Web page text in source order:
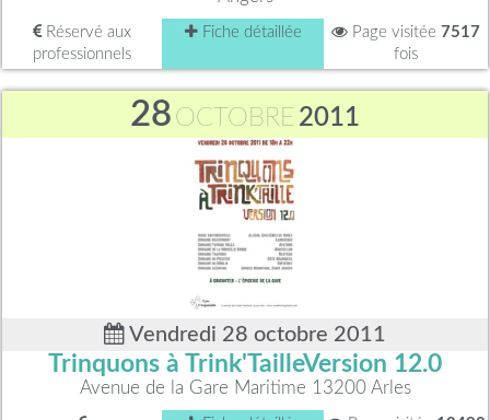
Réservé aux
professionnels
Fiche détaillée Page visitée 7517
fois
28 OCTOBRE 2011
Vendredi 28 octobre 2011
Trinquons à Trink'TailleVersion 12.0
Avenue de la Gare Maritime 13200 Arles